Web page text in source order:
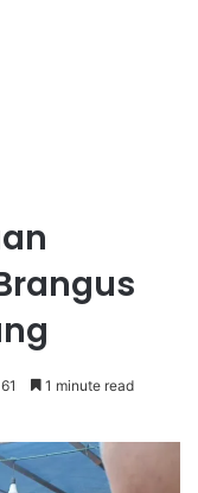
1 minute read